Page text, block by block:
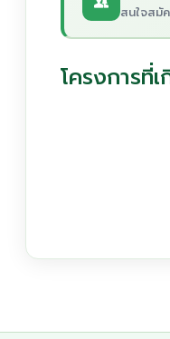
สนใจสมั
โครงการที่